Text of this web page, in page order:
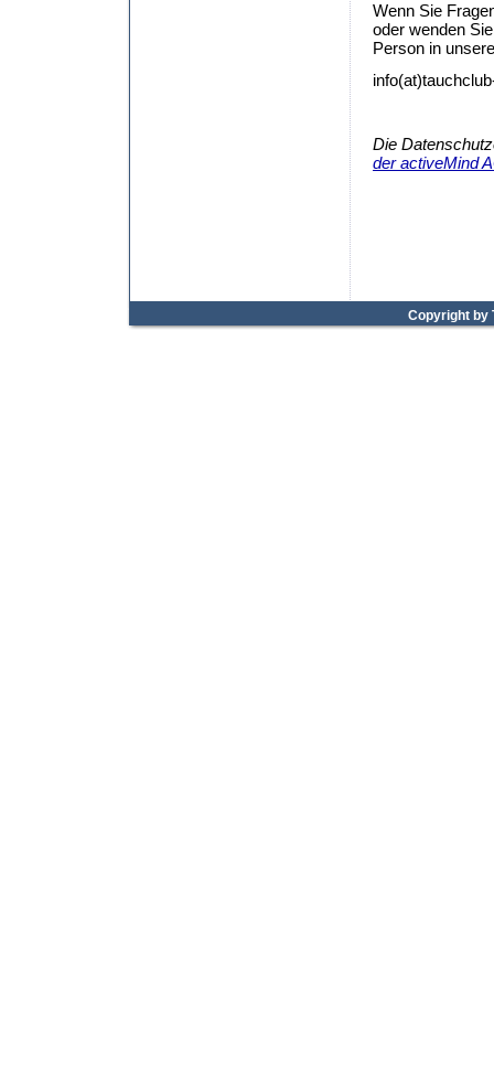
Wenn Sie
oder wenden
Person in
Die
der activeMind
Copyright by